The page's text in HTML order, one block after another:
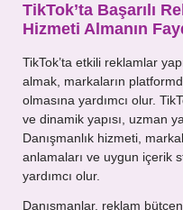
TikTok’ta Başarılı
Hizmeti Almanın
TikTok’ta etkili reklamlar
almak, markaların
olmasına yardımcı olur.
ve dinamik yapısı, uzman
Danışmanlık hizmeti,
anlamaları ve uygun içerik
yardımcı olur.
Danışmanlar, reklam